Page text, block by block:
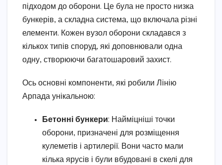
підходом до оборони. Це була не просто низка
бункерів, а складна система, що включала різні
елементи. Кожен вузол оборони складався з
кількох типів споруд, які доповнювали одна
одну, створюючи багатошаровий захист.
Ось основні компоненти, які робили Лінію
Арпада унікальною:
Бетонні бункери: Найміцніші точки
оборони, призначені для розміщення
кулеметів і артилерії. Вони часто мали
кілька ярусів і були вбудовані в скелі для